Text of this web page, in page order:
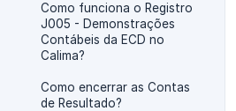
Como funciona o Registro
J005 - Demonstrações
Contábeis da ECD no
Calima?
Como encerrar as Contas
de Resultado?